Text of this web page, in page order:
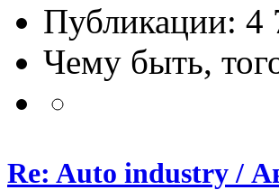
Публикации: 4
Чему быть,
Re: Auto industry /